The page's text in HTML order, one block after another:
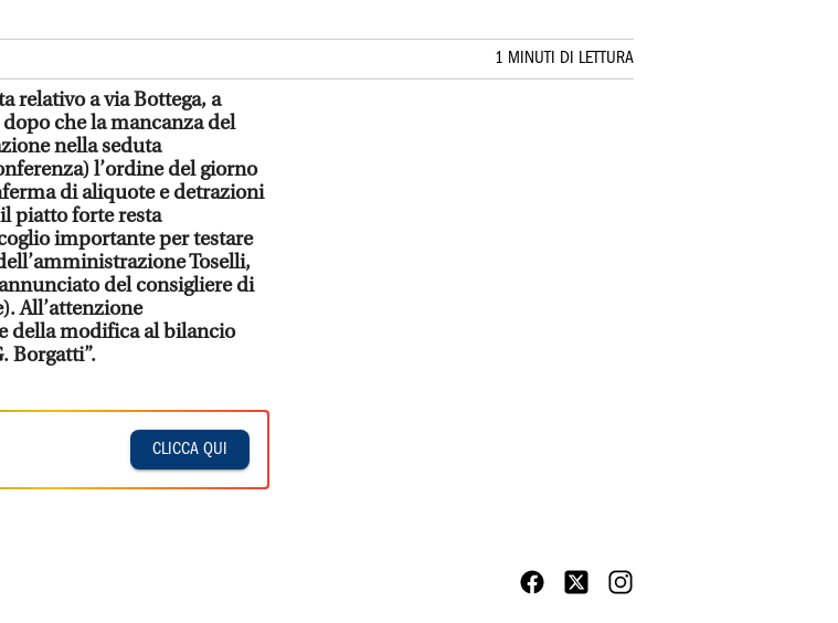
1 MINUTI DI LETTURA
relativo a via Bottega, a
che la mancanza del
nella seduta
l’ordine del giorno
di aliquote e detrazioni
piatto forte resta
importante per testare
Toselli,
del consigliere di
All’attenzione
della modifica al bilancio
Borgatti”.
CLICCA QUI